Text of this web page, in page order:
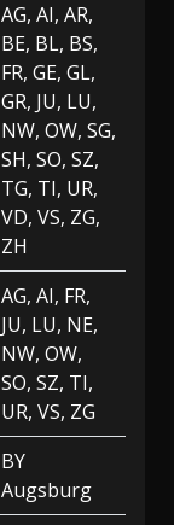
AG, AI, AR,
BE, BL, BS,
FR, GE, GL,
GR, JU, LU,
NW, OW, SG,
SH, SO, SZ,
TG, TI, UR,
VD, VS, ZG,
ZH
AG, AI, FR,
JU, LU, NE,
NW, OW,
SO, SZ, TI,
UR, VS, ZG
BY
Augsburg